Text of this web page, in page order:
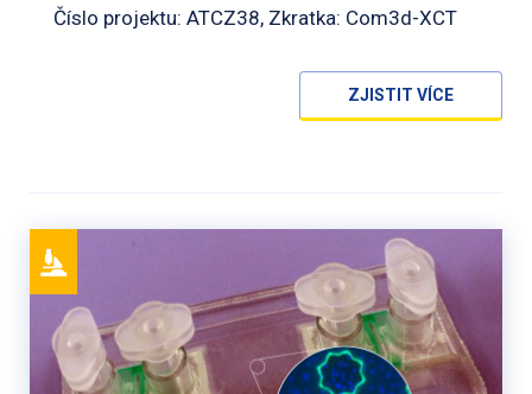
Číslo projektu: ATCZ38, Zkratka: Com3d-XCT
ZJISTIT VÍCE